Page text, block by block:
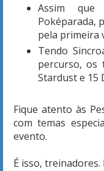
Assim
Poképarada,
pela primeira
Tendo
percurso, os
Stardust e 15
Fique atento às
com temas
evento.
É isso,